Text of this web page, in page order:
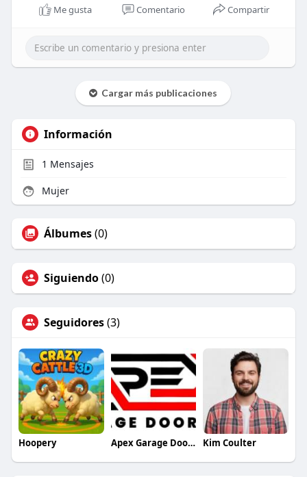
Me gusta Comentario Compartir
Cargar más publicaciones
Información
1 Mensajes
Mujer
Álbumes(0)
Siguiendo(0)
Seguidores(3)
Hoopery Apex Garage Doors LLC Kim Coulter